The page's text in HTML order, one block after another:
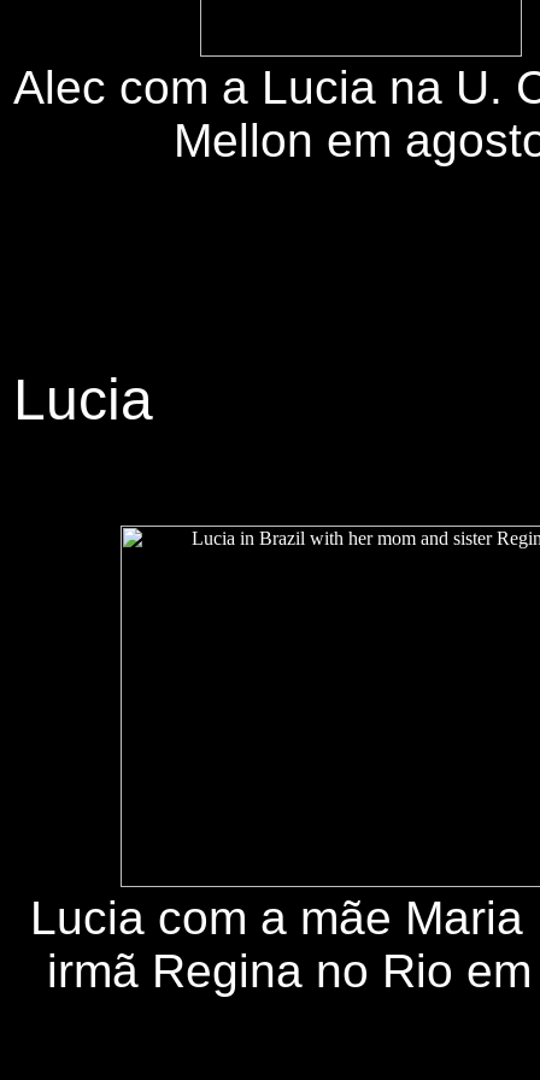
Alec com a Lucia na U.
Mellon em
Lucia
Lucia com a mãe Maria
irmã Regina no Rio